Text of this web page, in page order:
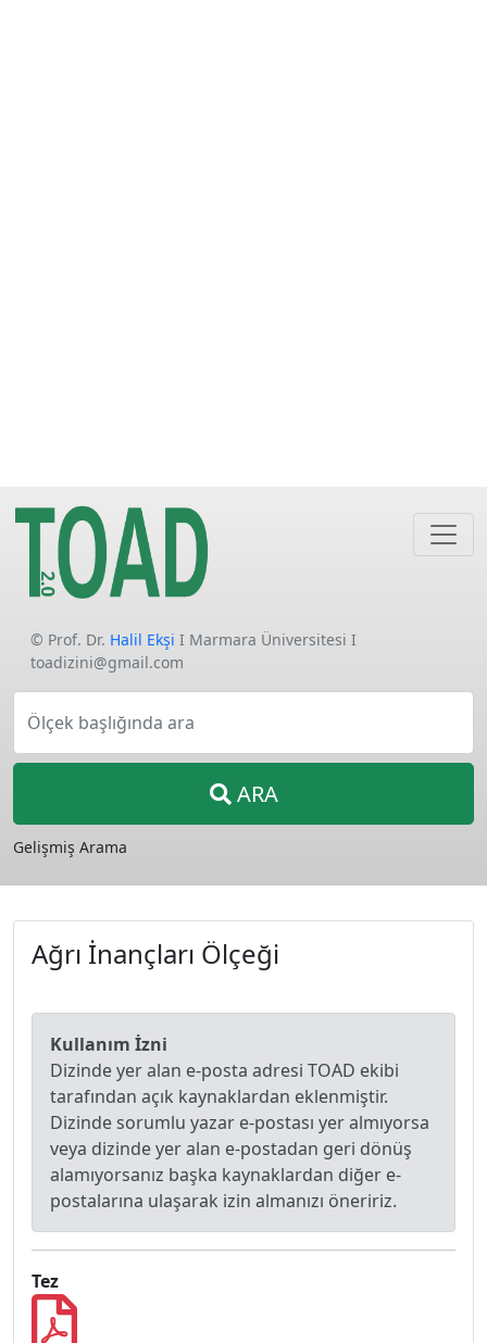
© Prof. Dr. Halil Ekşi I Marmara Üniversitesi I
toadizini@gmail.com
Ölçek başlığında ara
ARA
Gelişmiş Arama
Ağrı İnançları Ölçeği
Kullanım İzni
Dizinde yer alan e-posta adresi TOAD ekibi
tarafından açık kaynaklardan eklenmiştir.
Dizinde sorumlu yazar e-postası yer almıyorsa
veya dizinde yer alan e-postadan geri dönüş
alamıyorsanız başka kaynaklardan diğer e-
postalarına ulaşarak izin almanızı öneririz.
Tez